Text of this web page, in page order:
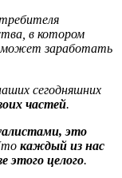
в котором
может заработать
сегодняшних
частей.
это
каждый из нас
этого целого.